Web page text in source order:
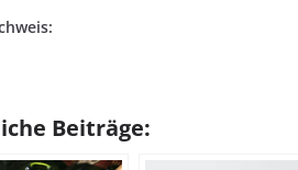
Beiträge: